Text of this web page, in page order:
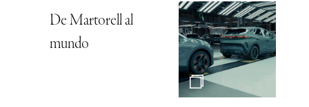
De Martorell al
mundo